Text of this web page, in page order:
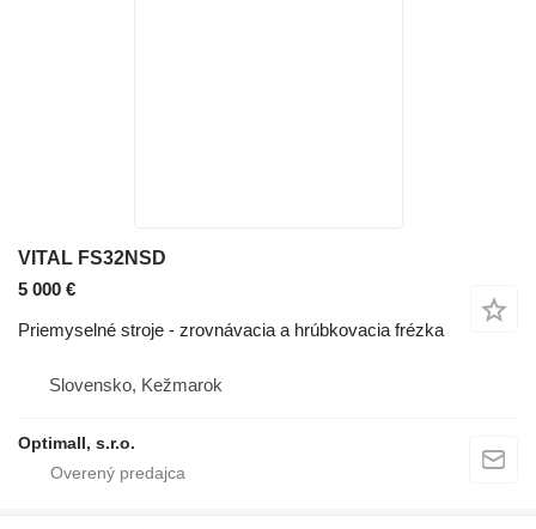
VITAL FS32NSD
5 000 €
Priemyselné stroje - zrovnávacia a hrúbkovacia frézka
Slovensko, Kežmarok
Optimall, s.r.o.